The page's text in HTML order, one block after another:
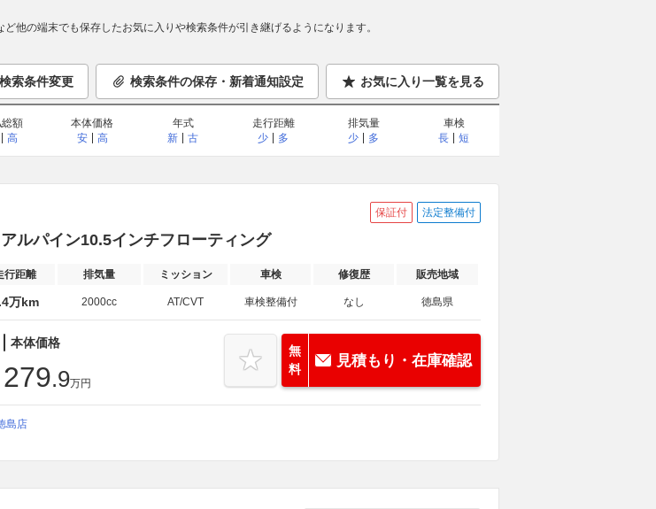
他の端末でも保存したお気に入りや検索条件が引き継げるようになります。
検索条件変更 検索条件の保存・新着通知設定 お気に入り一覧を見る
額
高
本体価格
安
高
年式
新
古
走行距離
少
多
排気量
少
多
車検
長
短
保証付 法定整備付
ルパイン10.5インチフローティング
行距離 排気量 ミッション 車検 修復歴 販売地域
万km 2000cc AT/CVT 車検整備付 なし 徳島県
本体価格
279.9万円
無
料
見積もり・在庫確認
島店